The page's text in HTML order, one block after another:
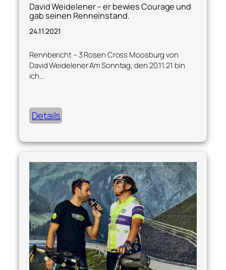
David Weidelener – er bewies Courage und
gab seinen Renneinstand.
24.11.2021
Rennbericht – 3 Rosen Cross Moosburg von
David Weidelener Am Sonntag, den 20.11.21 bin
ich…
Details